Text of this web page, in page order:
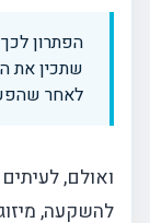
הפתרון
שתכין את
לאחר
ואולם,
להשקעה,